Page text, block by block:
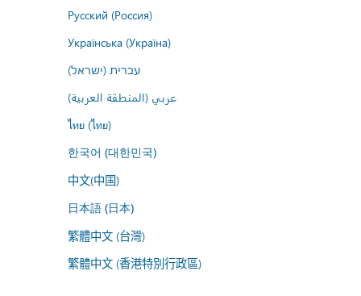
Русский (Россия)
Українська (Україна)
עברית (ישראל)
عربي (المنطقة العربية)
ไทย (ไทย)
한국어 (대한민국)
中文(中国)
日本語 (日本)
繁體中文 (台灣)
繁體中文 (香港特別行政區)